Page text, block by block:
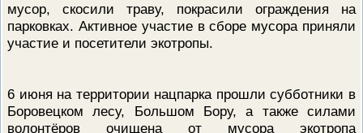
ПРОВЕРОЧНЫЙ ЛИСТ,
ПРИМЕНЯЕМЫЙ ПРИ
ОСУЩЕСТВЛЕНИИ
ГОСУДАРСТВЕННОГО
ПРОГРАММА ПРОФИЛАКТИКИ
РИСКОВ ПРИЧИНЕНИЯ
ПЛАН ПРОВЕДЕНИЯ
мусор, скосили траву, покрасили ограждения на
парковках. Активное участие в сборе мусора приняли
участие и посетители экотропы.
6 июня на территории нацпарка прошли субботники в
Боровецком лесу, Большом Бору, а также силами
волонтёров очищена от мусора экотропа